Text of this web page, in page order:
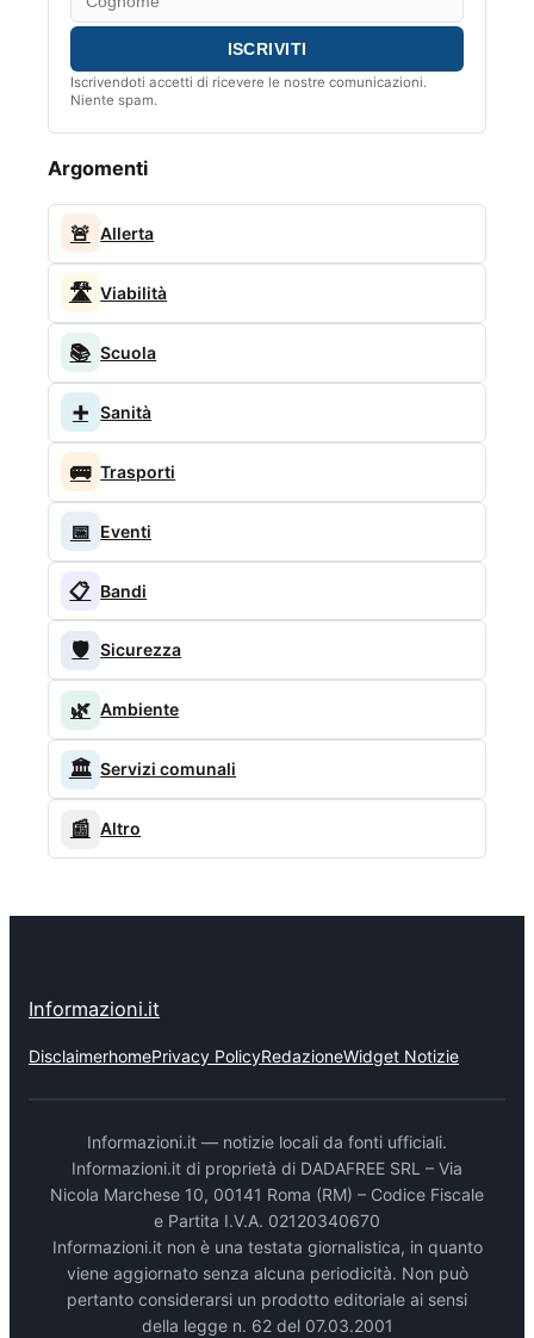
Iscrivendoti accetti di ricevere le nostre comunicazioni.
Niente spam.
Argomenti
🚨 Allerta
🛣️ Viabilità
📚 Scuola
➕ Sanità
🚌 Trasporti
📅 Eventi
📋 Bandi
🛡️ Sicurezza
🌿 Ambiente
🏛️ Servizi comunali
📰 Altro
Informazioni.it
DisclaimerhomePrivacy PolicyRedazioneWidget Notizie
Informazioni.it — notizie locali da fonti ufficiali.
Informazioni.it di proprietà di DADAFREE SRL – Via
Nicola Marchese 10, 00141 Roma (RM) – Codice Fiscale
e Partita I.V.A. 02120340670
Informazioni.it non è una testata giornalistica, in quanto
viene aggiornato senza alcuna periodicità. Non può
pertanto considerarsi un prodotto editoriale ai sensi
della legge n. 62 del 07.03.2001